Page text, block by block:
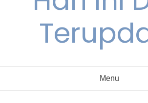
Menu